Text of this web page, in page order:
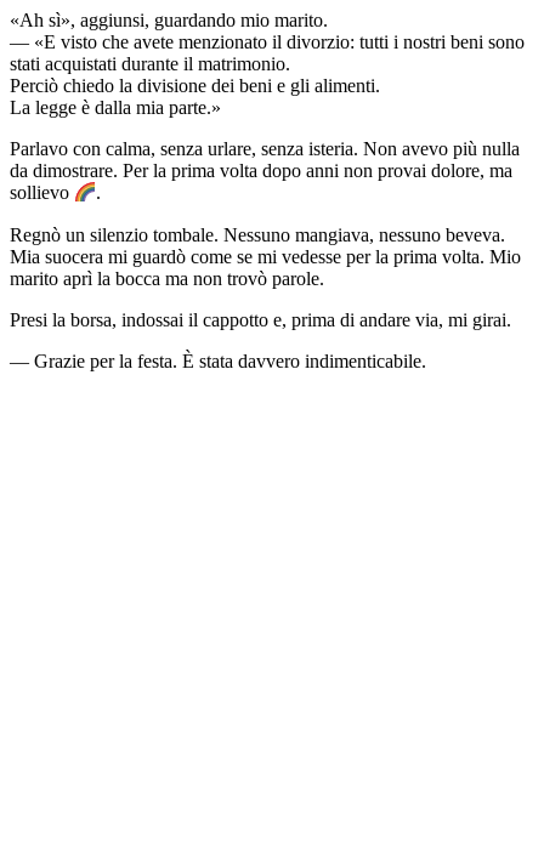
«Ah sì», aggiunsi, guardando mio marito.
— «E visto che avete menzionato il divorzio: tutti i nostri beni sono
stati acquistati durante il matrimonio.
Perciò chiedo la divisione dei beni e gli alimenti.
La legge è dalla mia parte.»
Parlavo con calma, senza urlare, senza isteria. Non avevo più nulla
da dimostrare. Per la prima volta dopo anni non provai dolore, ma
sollievo
.
Regnò un silenzio tombale. Nessuno mangiava, nessuno beveva.
Mia suocera mi guardò come se mi vedesse per la prima volta. Mio
marito aprì la bocca ma non trovò parole.
Presi la borsa, indossai il cappotto e, prima di andare via, mi girai.
— Grazie per la festa. È stata davvero indimenticabile.